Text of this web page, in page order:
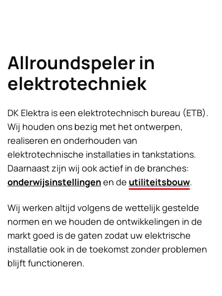
Allroundspeler in
elektrotechniek
DK Elektra is een elektrotechnisch bureau (ETB).
Wij houden ons bezig met het ontwerpen,
realiseren en onderhouden van
elektrotechnische installaties in tankstations.
Daarnaast zijn wij ook actief in de branches:
onderwijsinstellingenen de utiliteitsbouw.
Wij werken altijd volgens de wettelijk gestelde
normen en we houden de ontwikkelingen in de
markt goed is de gaten zodat uw elektrische
installatie ook in de toekomst zonder problemen
blijft functioneren.